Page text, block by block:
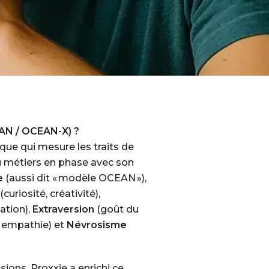
/ OCEAN-X) ?
qui mesure les traits de
métiers en phase avec son
(aussi dit « modèle OCEAN »),
créativité),
Extraversion (goût du
et Névrosisme